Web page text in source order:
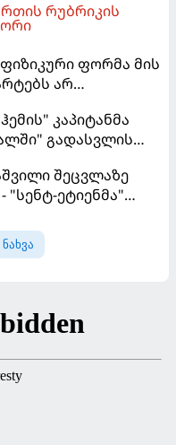
რუბრიკის
ფორმა მის
არ
ახალწვეული
კაპიტანმა
გადასვლის
შეცვლაზე
"სენტ-ეტიენმა"